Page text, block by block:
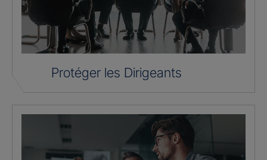
Protéger les Dirigeants